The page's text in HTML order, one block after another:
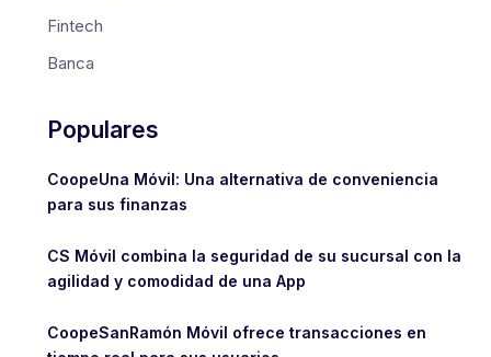
Fintech
Banca
Populares
CoopeUna Móvil: Una alternativa de conveniencia
para sus finanzas
CS Móvil combina la seguridad de su sucursal con la
agilidad y comodidad de una App
CoopeSanRamón Móvil ofrece transacciones en